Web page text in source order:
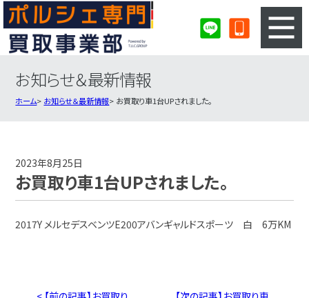
3ステップのカンタン査定
ポルシェ買取実績
お知らせ＆最新情報
ホーム お知らせ＆最新情報 お買取り車1台UPされました。
2023年8月25日
お買取り車1台UPされました。
2017Y メルセデスベンツE200アバンギャルドスポーツ 白 6万KM